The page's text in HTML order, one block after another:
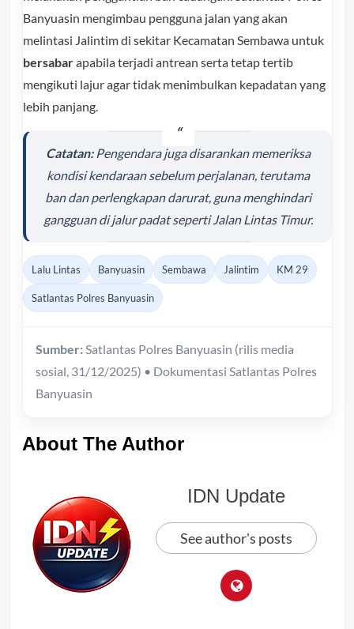
Banyuasin mengimbau pengguna jalan yang akan
melintasi Jalintim di sekitar Kecamatan Sembawa untuk
bersabarapabila terjadi antrean serta tetap tertib
mengikuti lajur agar tidak menimbulkan kepadatan yang
lebih panjang.
Catatan:Pengendara juga disarankan memeriksa
kondisi kendaraan sebelum perjalanan, terutama
ban dan perlengkapan darurat, guna menghindari
gangguan di jalur padat seperti Jalan Lintas Timur.
Lalu Lintas Banyuasin Sembawa Jalintim KM 29
Satlantas Polres Banyuasin
Sumber:Satlantas Polres Banyuasin (rilis media
sosial, 31/12/2025) • Dokumentasi Satlantas Polres
Banyuasin
About The Author
IDN Update
See author's posts